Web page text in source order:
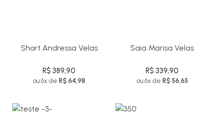
Short Andressa Velas
R$ 389,90
ou 6x de R$ 64,98
Saia Marisa Velas
R$ 339,90
ou 6x de R$ 56,65